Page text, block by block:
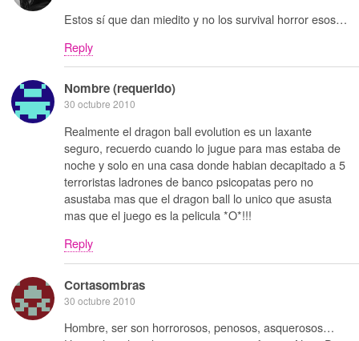
Estos sí que dan miedito y no los survival horror esos…
Reply
Nombre (requerido)
30 octubre 2010
Realmente el dragon ball evolution es un laxante
seguro, recuerdo cuando lo jugue para mas estaba de
noche y solo en una casa donde habian decapitado a 5
terroristas ladrones de banco psicopatas pero no
asustaba mas que el dragon ball lo unico que asusta
mas que el juego es la pelicula *O*!!!
Reply
Cortasombras
30 octubre 2010
Hombre, ser son horrorosos, penosos, asquerosos…